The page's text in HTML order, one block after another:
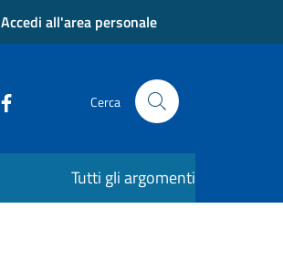
Accedi all'area personale
Cerca
Tutti gli argomenti